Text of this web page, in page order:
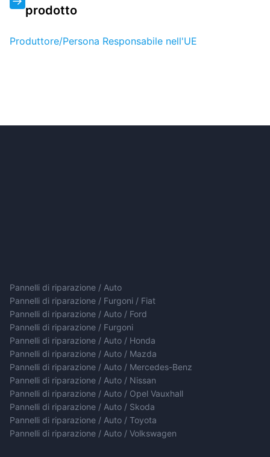
prodotto
Produttore/Persona Responsabile nell'UE
Pannelli di riparazione / Auto
Pannelli di riparazione / Furgoni / Fiat
Pannelli di riparazione / Auto / Ford
Pannelli di riparazione / Furgoni
Pannelli di riparazione / Auto / Honda
Pannelli di riparazione / Auto / Mazda
Pannelli di riparazione / Auto / Mercedes-Benz
Pannelli di riparazione / Auto / Nissan
Pannelli di riparazione / Auto / Opel Vauxhall
Pannelli di riparazione / Auto / Skoda
Pannelli di riparazione / Auto / Toyota
Pannelli di riparazione / Auto / Volkswagen